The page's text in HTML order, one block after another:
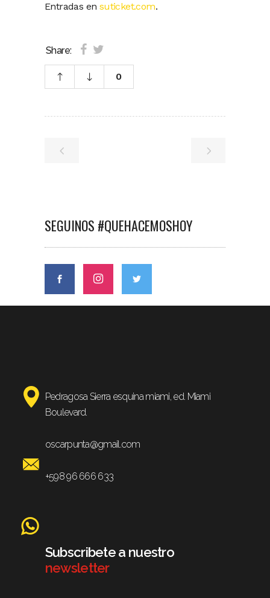
Entradas en suticket.com.
Share:
0
SEGUINOS #QUEHACEMOSHOY
Pedragosa Sierra esquina miami, ed. Miami
Boulevard.
oscarpunta@gmail.com
+598 96 666 633
Subscribete a nuestro
newsletter